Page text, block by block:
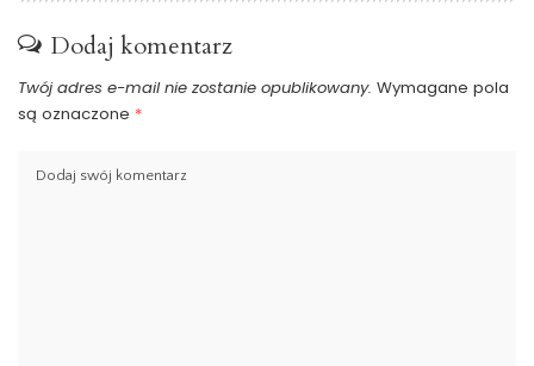
Dodaj komentarz
Twój adres e-mail nie zostanie opublikowany. Wymagane pola
są oznaczone *